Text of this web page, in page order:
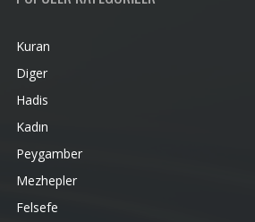
Kuran
Diger
Hadis
Kadın
Peygamber
Mezhepler
Felsefe